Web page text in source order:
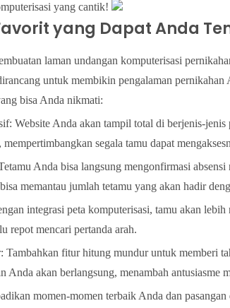
yang cantik!
yang Dapat Anda
laman undangan komputerisasi
untuk membikin pengalaman
bisa Anda nikmati:
Website Anda akan tampil total di berjenis-
segala tamu dapat
Anda bisa langsung mengonfirmasi
memantau jumlah tetamu yang akan hadir
integrasi peta komputerisasi, tamu akan lebih
repot mencari pertanda arah.
fitur hitung mundur untuk memberi
Anda akan berlangsung, menambah antusiasme
momen-momen terbaik Anda dan